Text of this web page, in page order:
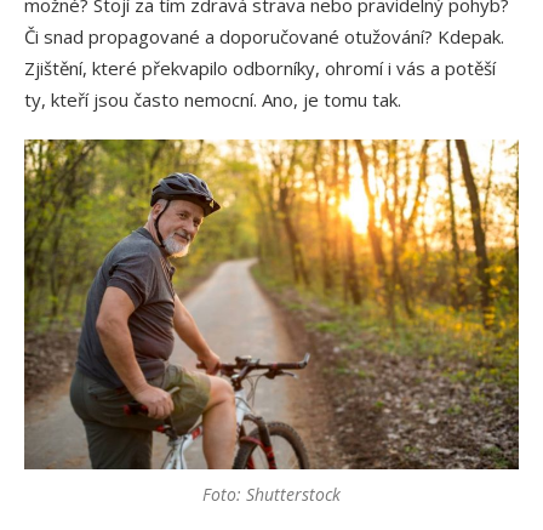
Či snad propagované a doporučované otužování? Kdepak.
Zjištění, které překvapilo odborníky, ohromí i vás a potěší
ty, kteří jsou často nemocní. Ano, je tomu tak.
Foto: Shutterstock